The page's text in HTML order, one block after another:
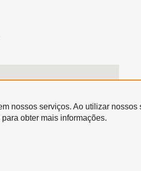
nossos serviços. Ao utilizar nossos
obter mais informações.